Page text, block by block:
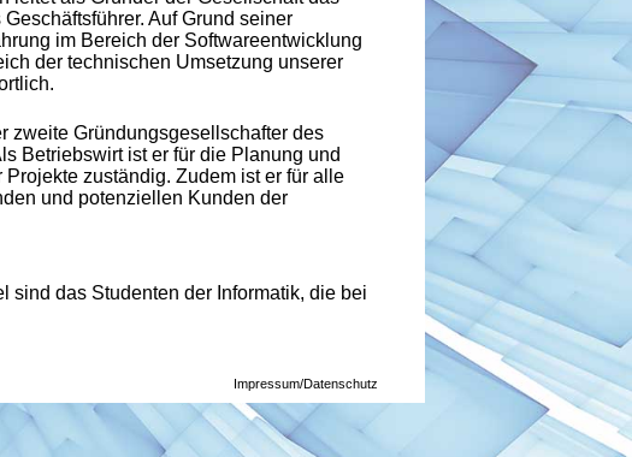
Auf Grund seiner
im Bereich der Softwareentwicklung
der technischen Umsetzung unserer
zweite Gründungsgesellschafter des
Betriebswirt ist er für die Planung und
Projekte zuständig. Zudem ist er für alle
und potenziellen Kunden der
sind das Studenten der Informatik, die bei
Impressum/Datenschutz